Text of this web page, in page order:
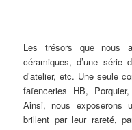
Les trésors que nous
céramiques, d’une série
d’atelier, etc. Une seule
faïenceries HB,
Ainsi, nous exposerons
brillent par leur rareté,